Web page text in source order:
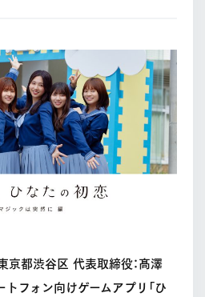
京都渋⾕区 代表取締役：髙澤
トフォン向けゲームアプリ「ひ